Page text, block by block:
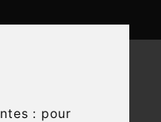
: pour